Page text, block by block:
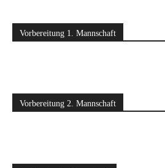
Vorbereitung 1. Mannschaft
Vorbereitung 2. Mannschaft